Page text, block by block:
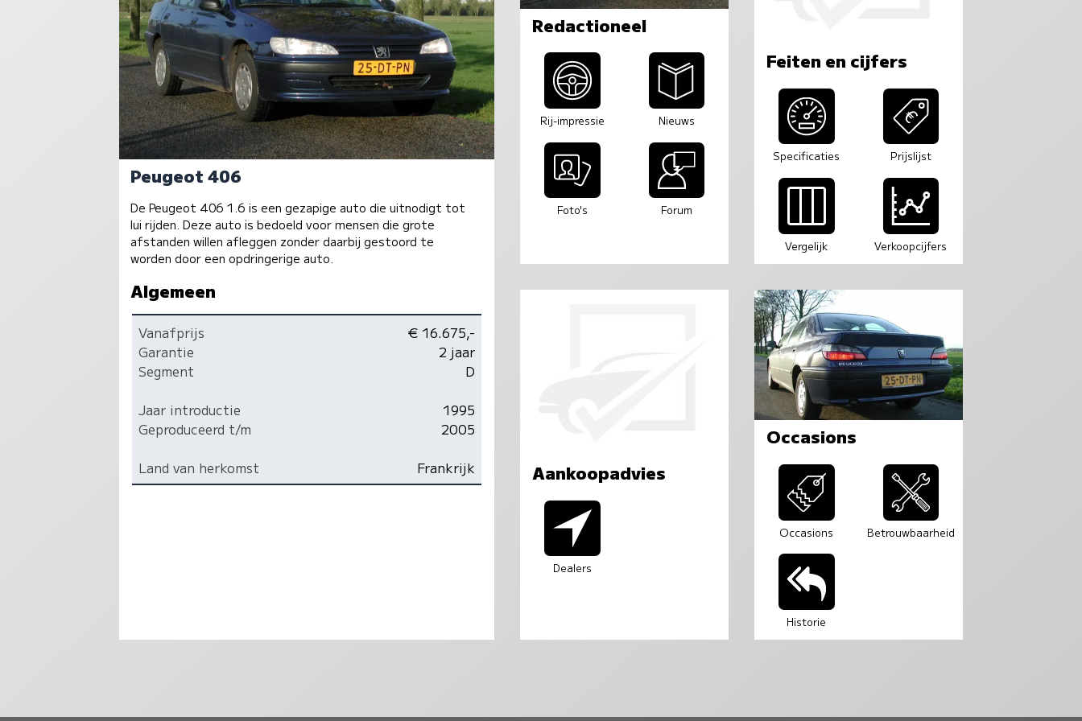
Peugeot 406
De Peugeot 406 1.6 is een gezapige auto die uitnodigt tot
lui rijden. Deze auto is bedoeld voor mensen die grote
afstanden willen afleggen zonder daarbij gestoord te
worden door een opdringerige auto.
Algemeen
Vanafprijs
€ 16.675,-
Garantie
2 jaar
Segment
D
Jaar introductie
1995
Geproduceerd t/m
2005
Land van herkomst
Frankrijk
Redactioneel
Rij-impressie Nieuws
Foto's Forum
Feiten en cijfers
Specificaties Prijslijst
Vergelijk Verkoopcijfers
Aankoopadvies
Dealers
Occasions
Occasions Betrouwbaarheid
Historie